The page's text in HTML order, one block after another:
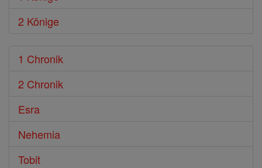
2 Könige
1 Chronik
2 Chronik
Esra
Nehemia
Tobit